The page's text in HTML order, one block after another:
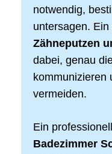
notwendig,
untersagen.
Zähneputzen
dabei, genau
kommunizieren
vermeiden.
Ein
Badezimmer